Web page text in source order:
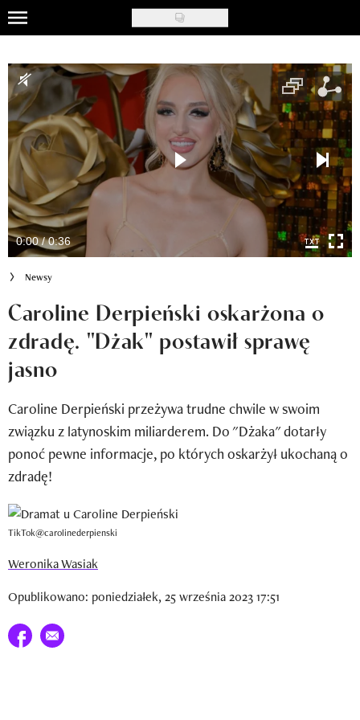
Skip
to
main
content
Moda
Ślub i wesele
Styl życia
Nasze akcje
Inspiracje
Klub Recenzentki
Newsy
Newsletter
Wizaz Summer Influ School
Mój profil / Zarejestruj się
0:00 / 0:36
Newsy
Caroline Derpieński oskarżona o
zdradę. "Dżak" postawił sprawę
jasno
Caroline Derpieński przeżywa trudne chwile w swoim
związku z latynoskim miliarderem. Do "Dżaka" dotarły
ponoć pewne informacje, po których oskarżył ukochaną o
zdradę!
TikTok@carolinederpienski
Weronika Wasiak
Opublikowano: poniedziałek, 25 września 2023 17:51
Udostępnij na facebook
E-mail do przyjaciela